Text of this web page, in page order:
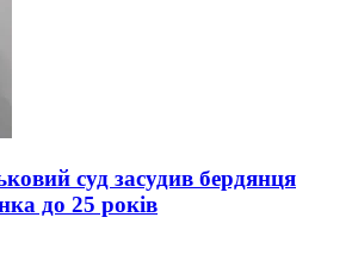
суд засудив бердянця
до 25 років